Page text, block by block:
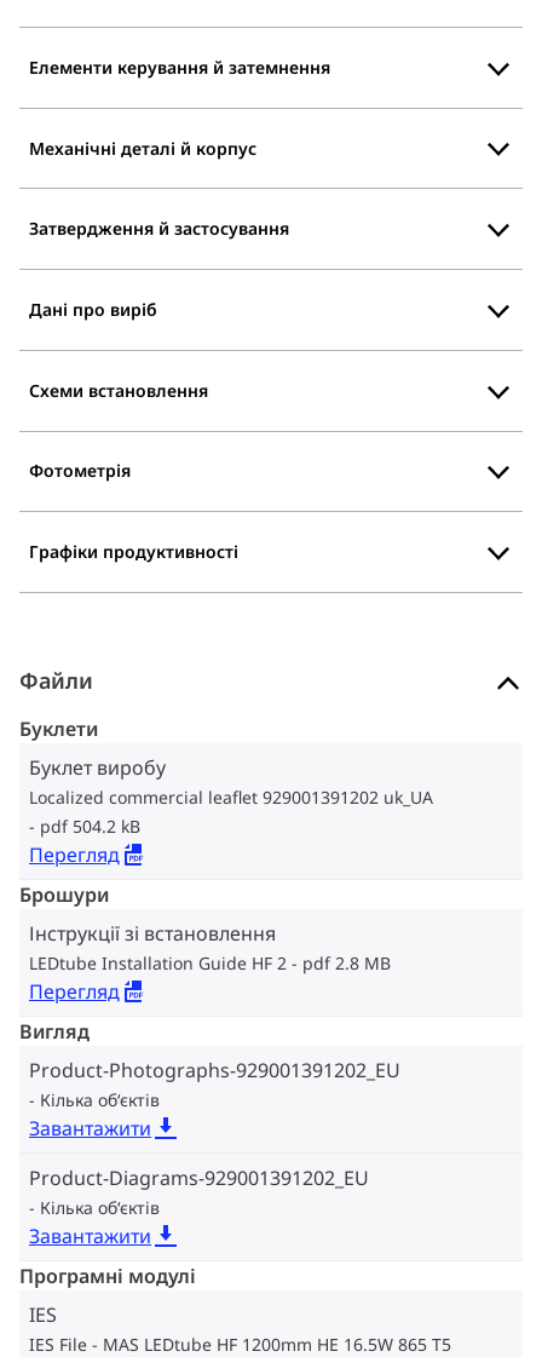
Елементи керування й затемнення
Механічні деталі й корпус
Затвердження й застосування
Дані про виріб
Схеми встановлення
Фотометрія
Графіки продуктивності
Файли
Буклети
Буклет виробу
Localized commercial leaflet 929001391202 uk_UA
pdf 504.2 kB
Перегляд
Брошури
Інструкції зі встановлення
LEDtube Installation Guide HF 2 pdf 2.8 MB
Перегляд
Вигляд
Product-Photographs-929001391202_EU
Кілька об‘єктів
Завантажити
Product-Diagrams-929001391202_EU
Кілька об‘єктів
Завантажити
Програмні модулі
IES
IES File - MAS LEDtube HF 1200mm HE 16.5W 865 T5